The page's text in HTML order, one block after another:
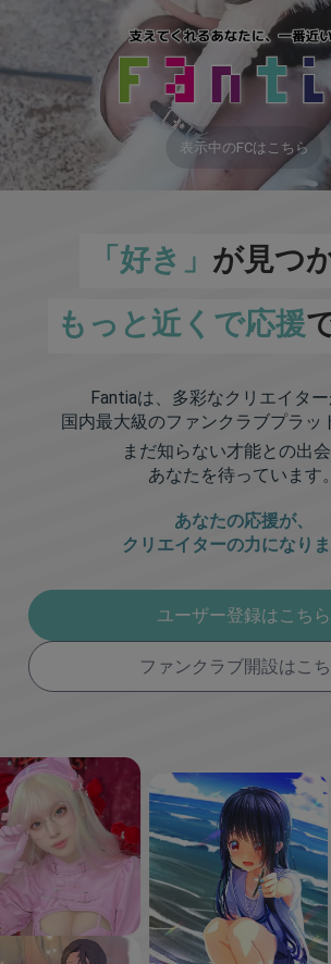
表示中のFCはこちら
「好き」 が見つ
もっと近くで応援
Fantiaは、多彩なクリエイタ
国内最大級のファンクラブプラッ
まだ知らない才能との出
あなたを待っています。
あなたの応援が、
クリエイターの力になりま
ユーザー登録はこちら
ファンクラブ開設はこ